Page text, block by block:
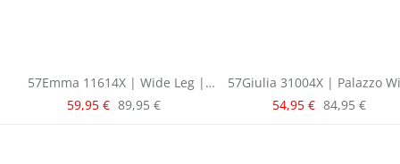
57Emma 11614X | Wide Leg |
Grey
Verkaufspreis:
59,95 € Regulärer Preis:
89,95 €
57Giulia 31004X | Palazzo
Leg | Light Blue
Verkaufspreis:
54,95 € Regulärer
84,95 €